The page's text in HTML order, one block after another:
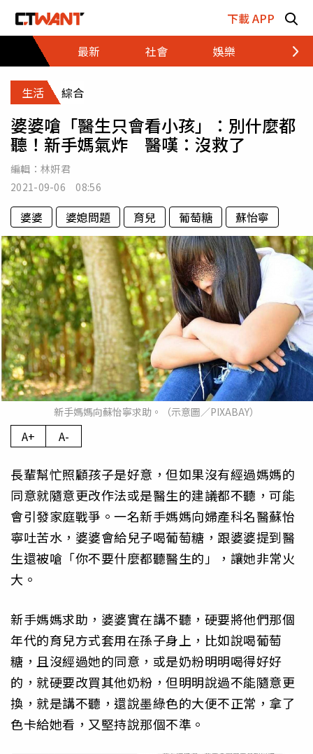
下載 APP
最新
社會 娛樂 財經
生活 綜合
婆婆嗆「醫生只會看小孩」：別什麼都
聽！新手媽氣炸 醫嘆：沒救了
編輯： 林姸君
2021-09-06 08:56
婆婆 婆媳問題 育兒 葡萄糖 蘇怡寧
新手媽媽向蘇怡寧求助。（示意圖／PIXABAY）
A+ A-
長輩幫忙照顧孩子是好意，但如果沒有經過媽媽的
同意就隨意更改作法或是醫生的建議都不聽，可能
會引發家庭戰爭。一名新手媽媽向婦產科名醫蘇怡
寧吐苦水，婆婆會給兒子喝葡萄糖，跟婆婆提到醫
生還被嗆「你不要什麼都聽醫生的」，讓她非常火
大。
新手媽媽求助，婆婆實在講不聽，硬要將他們那個
年代的育兒方式套用在孫子身上，比如說喝葡萄
糖，且沒經過她的同意，或是奶粉明明喝得好好
的，就硬要改買其他奶粉，但明明說過不能隨意更
換，就是講不聽，還說墨綠色的大便不正常，拿了
色卡給她看，又堅持說那個不準。